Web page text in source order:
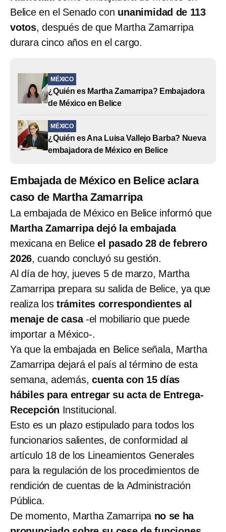
Belice en el Senado con unanimidad de 113
votos, después de que Martha Zamarripa
durara cinco años en el cargo.
MÉXICO
¿Quién es Martha Zamarripa? Embajadora
de México en Belice
MÉXICO
¿Quién es Ana Luisa Vallejo Barba? Nueva
embajadora de México en Belice
Embajada de México en Belice aclara
caso de Martha Zamarripa
La embajada de México en Belice informó que
Martha Zamarripa dejó la embajada
mexicana en Beliceel pasado 28 de febrero
2026, cuando concluyó su gestión.
Al día de hoy, jueves 5 de marzo, Martha
Zamarripa prepara su salida de Belice, ya que
realiza los trámites correspondientes al
menaje de casa-el mobiliario que puede
importar a México-.
Ya que la embajada en Belice señala, Martha
Zamarripa dejará el país al término de esta
semana, además,cuenta con 15 días
hábiles para entregar su acta de Entrega-
Recepción Institucional.
Esto es un plazo estipulado para todos los
funcionarios salientes, de conformidad al
artículo 18 de los Lineamientos Generales
para la regulación de los procedimientos de
rendición de cuentas de la Administración
Pública.
De momento, Martha Zamarripa no se ha